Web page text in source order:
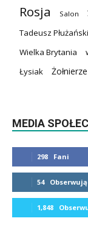
Rosja Salon
Tadeusz Płużański
Wielka Brytania
Łysiak
MEDIA
298 Fani
54
1,848